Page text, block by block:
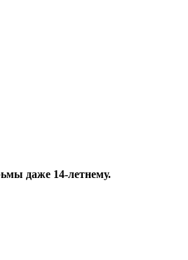
даже 14-летнему.